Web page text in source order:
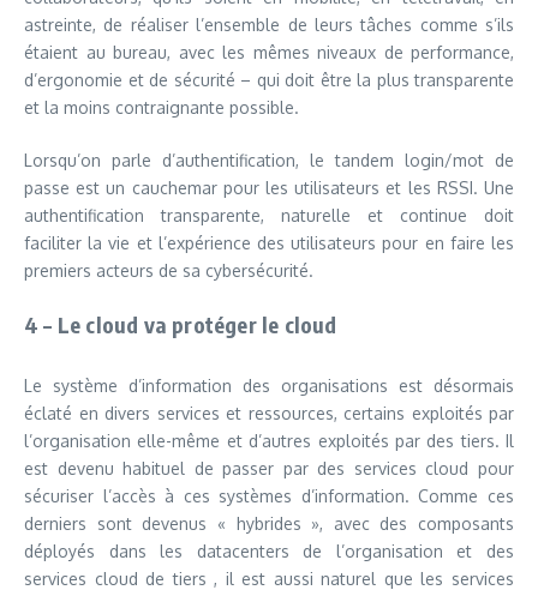
astreinte, de réaliser l’ensemble de leurs tâches comme s’ils
étaient au bureau, avec les mêmes niveaux de performance,
d’ergonomie et de sécurité – qui doit être la plus transparente
et la moins contraignante possible.
Lorsqu’on parle d’authentification, le tandem login/mot de
passe est un cauchemar pour les utilisateurs et les RSSI. Une
authentification transparente, naturelle et continue doit
faciliter la vie et l’expérience des utilisateurs pour en faire les
premiers acteurs de sa cybersécurité.
4 – Le cloud va protéger le cloud
Le système d’information des organisations est désormais
éclaté en divers services et ressources, certains exploités par
l’organisation elle-même et d’autres exploités par des tiers. Il
est devenu habituel de passer par des services cloud pour
sécuriser l’accès à ces systèmes d’information. Comme ces
derniers sont devenus « hybrides », avec des composants
déployés dans les datacenters de l’organisation et des
services cloud de tiers , il est aussi naturel que les services